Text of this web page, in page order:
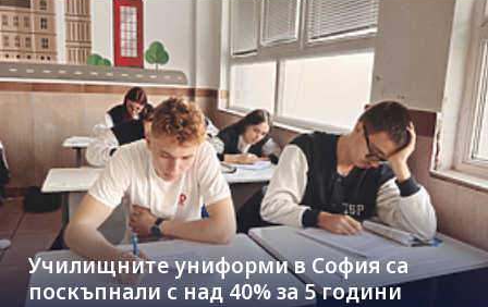
Училищните униформи в София са
поскъпнали с над 40% за 5 години